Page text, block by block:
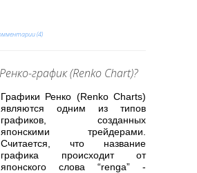
(4)
график (Renko Chart)?
Графики Ренко (Renko Charts)
являются одним из типов
графиков, созданных
японскими трейдерами.
Считается, что название
графика происходит от
японского слова “renga” -